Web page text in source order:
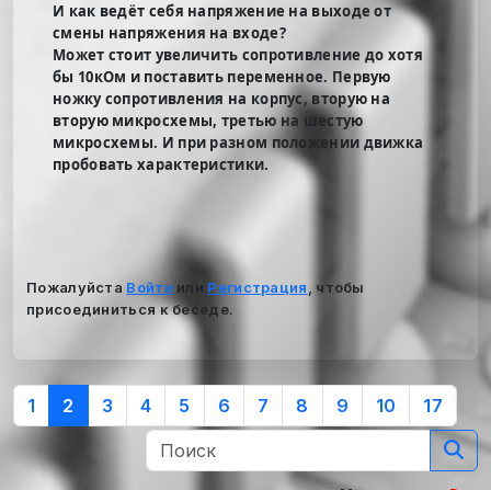
И как ведёт себя напряжение на выходе от
смены напряжения на входе?
Может стоит увеличить сопротивление до хотя
бы 10кОм и поставить переменное. Первую
ножку сопротивления на корпус, вторую на
вторую микросхемы, третью на шестую
микросхемы. И при разном положении движка
пробовать характеристики.
Пожалуйста Войти или Регистрация, чтобы
присоединиться к беседе.
1 2 3 4 5 6 7 8 9 10 17